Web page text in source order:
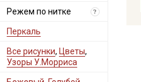
Режем по нитке ?
Перкаль
Все рисунки, Цветы,
Узоры У.Морриса